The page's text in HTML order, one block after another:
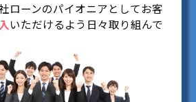
ローンのパイオニアとしてお客
いただけるよう日々取り組んで